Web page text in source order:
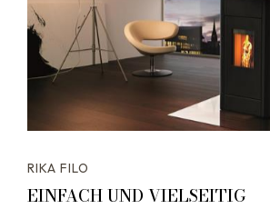
RIKA FILO
EINFACH UND VIELSEITIG